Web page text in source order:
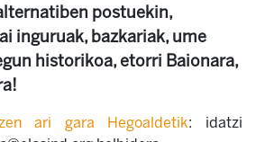
postuekin,
inguruak, bazkariak, ume
historikoa, etorri Baionara,
ari gara Hegoaldetik: idatzi